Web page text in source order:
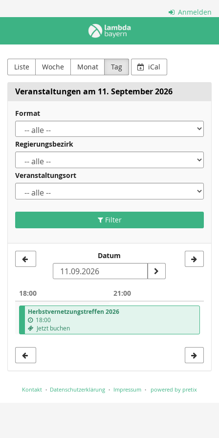
Haupt-
Anmelden
Bayern
e.V.
Liste Woche Monat Tag iCal
Veranstaltungen am 11. September 2026
Format
Regierungsbezirk
Veranstaltungsort
Filter
zur
auswählen
Datum
18:00 21:00
Herbstvernetzungstreffen 2026
18:00
Jetzt buchen
Kontakt Datenschutzerklärung Impressum powered by pretix